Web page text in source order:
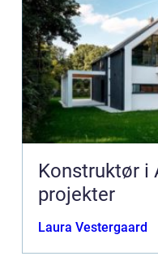
Konstruktør i
projekter
Laura Vestergaard